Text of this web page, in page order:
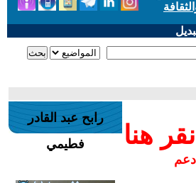
هنا
دعم
رابح عبد القادر
فطيمي